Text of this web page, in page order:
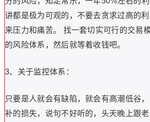
讲都是极为可观的，不要去贪求过高的
来压力和痛苦。 找一套切实可行的交易
的风险体系，然后就等着收钱吧。
3、关于监控体系：
只要是人就会有缺陷，就会有高潮低谷
补的损失，说句不好听的，头天晚上跟